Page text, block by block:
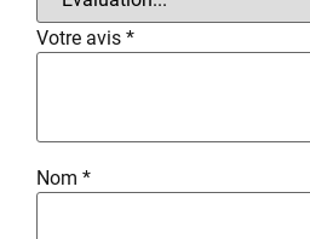
Votre avis *
Nom *